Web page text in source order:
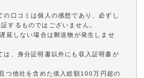
口コミは個人の感想であり、必ずし
するものではございません。
延しない場合は郵送物が発生しませ
は、身分証明書以外にも収入証明書が
つ他社を含めた借入総額100万円超の